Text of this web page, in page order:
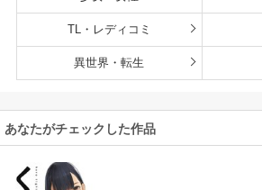
TL・レディコミ
異世界・転生
あなたがチェックした作品